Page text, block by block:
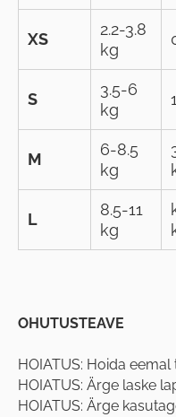
XS
2.2-3.8
kg
S
3.5-6
kg
M
6-8.5
kg
L
8.5-11
kg
OHUTUSTEAVE
HOIATUS: Hoida
HOIATUS: Ärge laske
HOIATUS: Ärge